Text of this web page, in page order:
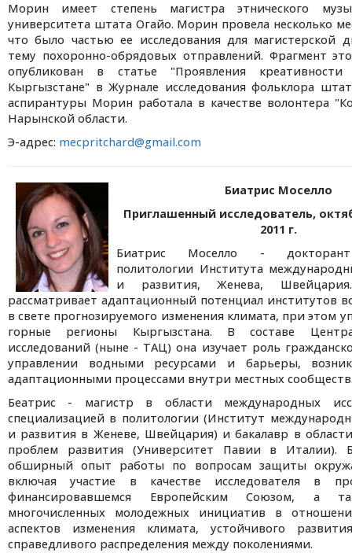
Морин имеет степень магистра этнического
университета штата Огайо. Морин провела несколько
что было частью ее исследования для магистерской
тему похоронно-обрядовых отправлений. Фрагмент
опубликован в статье "Проявления
Кыргызстане" в Журнале исследования фольклора
аспирантуры Морин работала в качестве волонтера
Нарынской области.
Э-адрес: mecpritchard@gmail.com
Биатрис Моселло
Приглашенный исследователь,
2011 г.
Биатрис Моселло - докторант
политологии Института
и развития, Женева,
рассматривает адаптационный потенциал институтов
в свете прогнозируемого изменения климата, при этом
горные регионы Кыргызстана. В составе
исследований (ныне - ТАЦ) она изучает роль
управлении водными ресурсами и барьеры,
адаптационными процессами внутри местных
Беатрис - магистр в области международных
специализацией в политологии (Институт
и развития в Женеве, Швейцария) и бакалавр в
проблем развития (Университет Павии в Италии).
обширный опыт работы по вопросам защиты
включая участие в качестве исследователя в
финансировавшемся Европейским Союзом, а
многочисленных молодежных инициатив в
аспектов изменения климата, устойчивого
справедливого распределения между поколениями.